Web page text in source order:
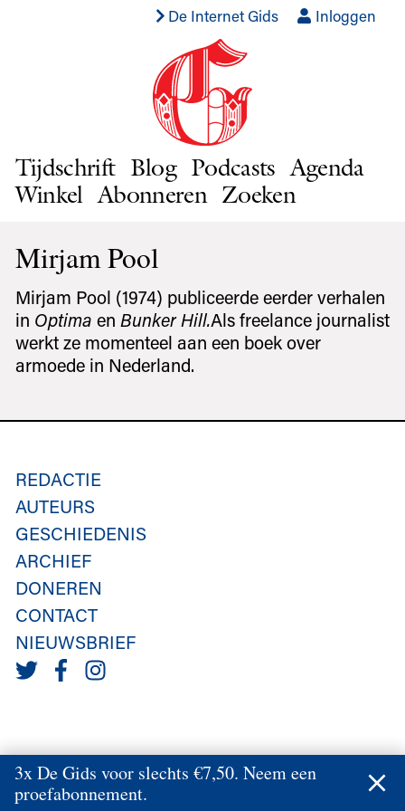
De Internet Gids Inloggen
Tijdschrift Blog Podcasts Agenda
Winkel Abonneren Zoeken
Mirjam Pool
Mirjam Pool (1974) publiceerde eerder verhalen
in Optima en Bunker Hill.Als freelance journalist
werkt ze momenteel aan een boek over
armoede in Nederland.
REDACTIE
AUTEURS
GESCHIEDENIS
ARCHIEF
DONEREN
CONTACT
NIEUWSBRIEF
3x De Gids voor slechts €7,50. Neem een
proefabonnement.